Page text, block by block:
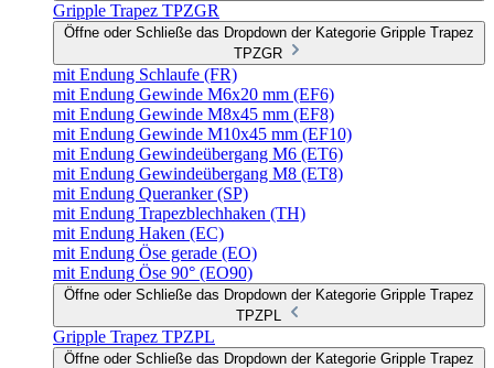
Gripple Trapez TPZGR
Öffne oder Schließe das Dropdown der Kategorie Gripple Trapez
TPZGR
mit Endung Schlaufe (FR)
mit Endung Gewinde M6x20 mm (EF6)
mit Endung Gewinde M8x45 mm (EF8)
mit Endung Gewinde M10x45 mm (EF10)
mit Endung Gewindeübergang M6 (ET6)
mit Endung Gewindeübergang M8 (ET8)
mit Endung Queranker (SP)
mit Endung Trapezblechhaken (TH)
mit Endung Haken (EC)
mit Endung Öse gerade (EO)
mit Endung Öse 90° (EO90)
Öffne oder Schließe das Dropdown der Kategorie Gripple Trapez
TPZPL
Gripple Trapez TPZPL
Öffne oder Schließe das Dropdown der Kategorie Gripple Trapez